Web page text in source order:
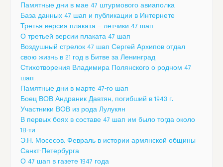
Памятные дни в мае 47 штурмового авиаполка
База данных 47 шап и публикации в Интернете
Третья версия плаката — летчики 47 шап
О третьей версии плаката 47 шап
Воздушный стрелок 47 шап Сергей Архипов отдал
свою жизнь в 21 год в Битве за Ленинград
Стихотворения Владимира Полянского о родном 47
шап
Памятные дни в марте 47-го шап
Боец ВОВ Андраник Давтян, погибший в 1943 г.
Участники ВОВ из рода Лулукян
В первых боях в составе 47 шап им было тогда около
18-ти
Э.Н. Мосесов. Февраль в истории армянской общины
Санкт-Петербурга
О 47 шап в газете 1947 года